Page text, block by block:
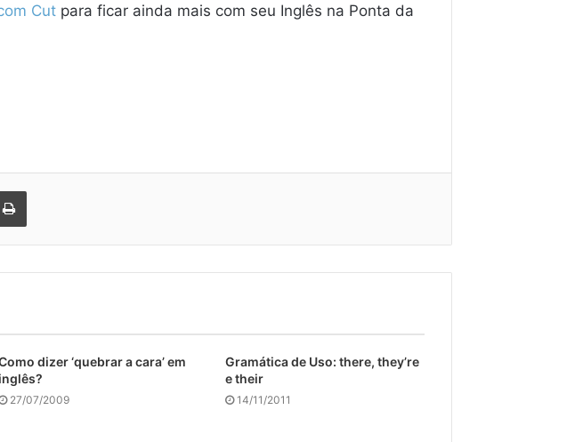
Cut para ficar ainda mais com seu Inglês na Ponta da
e-mail Imprimir
dizer ‘quebrar a cara’ em
inglês?
27/07/2009
Gramática de Uso: there, they’re
e their
14/11/2011